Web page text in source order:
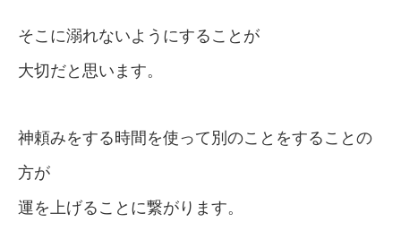
そこに溺れないようにすることが
大切だと思います。
神頼みをする時間を使って別のことをすることの
方が
運を上げることに繋がります。